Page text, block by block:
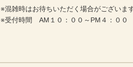
※混雑時はお待ちいただく場合がございま
※受付時間 AM１０：００～PM４：００